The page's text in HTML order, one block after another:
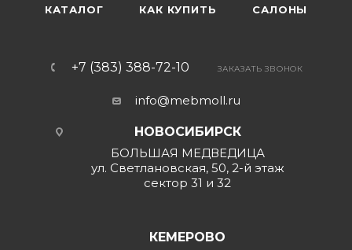
КАТАЛОГ КАК КУПИТЬ САЛОНЫ
+7 (383) 388-72-10 ЗАКАЗАТЬ ЗВОНОК
info@mebmoll.ru
НОВОСИБИРСК
БОЛЬШАЯ МЕДВЕДИЦА
ул. Светлановская, 50, 2-й этаж
сектор 31 и 32
КЕМЕРОВО